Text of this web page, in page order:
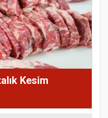
Kesim